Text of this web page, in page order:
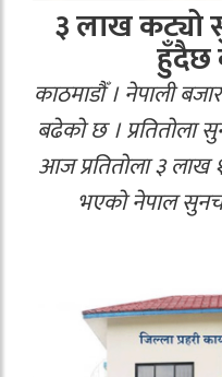
३ लाख कट्यो
हुँदैछ
काठमाडौँ । नेपाली
बढेको छ ।
आज प्रतितोला ३
भएको नेपाल